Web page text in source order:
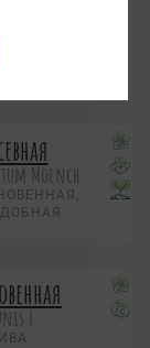
ВОДЯНОЙ
КОТОВЫ
Moench
L.